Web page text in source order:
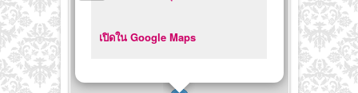
เปิดใน Google Maps